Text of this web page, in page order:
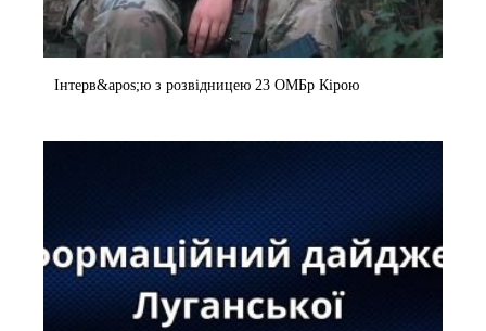
Інтерв&apos;ю з розвідницею 23 ОМБр Кірою